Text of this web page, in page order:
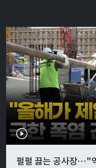
펄펄 끓는 공사장…"